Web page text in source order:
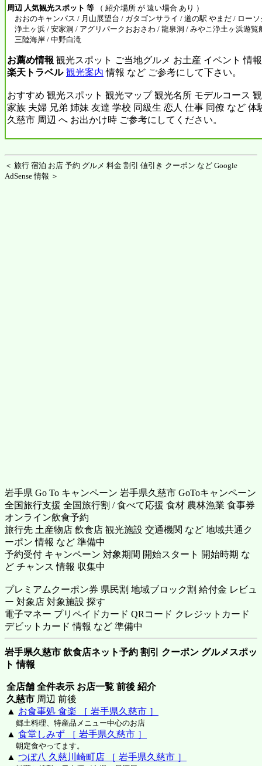
周辺 人気観光スポット 等 （ 紹介場所 が 遠い場合 あり ）
おおのキャンパス / 月山展望台 / ガタゴンサライ / 道の駅 やまだ / ロー
浄土ヶ浜 / 安家洞 / アグリパークおおさわ / 龍泉洞 / みやこ浄土ヶ浜遊覧
三陸海岸 / 中野白滝
お薦め情報 観光スポット ご当地グルメ お土産 イベント 情
楽天トラベル 観光案内 情報 など ご参考にして下さい。
おすすめ 観光スポット 観光マップ 観光名所 モデルコース
家族 夫婦 兄弟 姉妹 友達 学校 同級生 恋人 仕事 同僚 など 体
久慈市 周辺 へ お出かけ時 ご参考にしてください。
＜ 旅行 宿泊 お店 予約 グルメ 料金 割引 値引き クーポン など Google
AdSense 情報 ＞
岩手県 Go To キャンペーン 岩手県久慈市 GoToキャンペーン
全国旅行支援 全国旅行割 / 食べて応援 食材 農林漁業 食事券
オンライン飲食予約
旅行先 土産物店 飲食店 観光施設 交通機関 など 地域共通ク
ーポン 情報 など 準備中
予約受付 キャンペーン 対象期間 開始スタート 開始時期 な
ど チャンス 情報 収集中
プレミアムクーポン券 県民割 地域ブロック割 給付金 レビュ
ー 対象店 対象施設 探す
電子マネー プリペイドカード QRコード クレジットカード
デビットカード 情報 など 準備中
岩手県久慈市 飲食店ネット予約 割引 クーポン グルメスポッ
ト 情報
全店舗 全件表示 お店一覧 前後 紹介
久慈市 周辺 前後
▲ お食事処 食楽 ［ 岩手県久慈市 ］
郷土料理、特産品メニュー中心のお店
▲ 食堂しみず ［ 岩手県久慈市 ］
朝定食やってます。
▲ つぼ八 久慈川崎町店 ［ 岩手県久慈市 ］